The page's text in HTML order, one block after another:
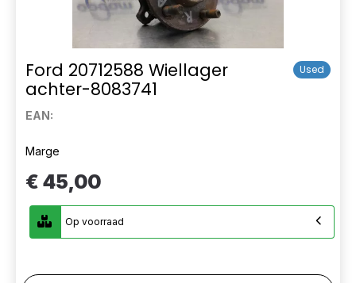
Ford 20712588 Wiellager
achter-8083741
Used
EAN:
Marge
€ 45,00
Op voorraad